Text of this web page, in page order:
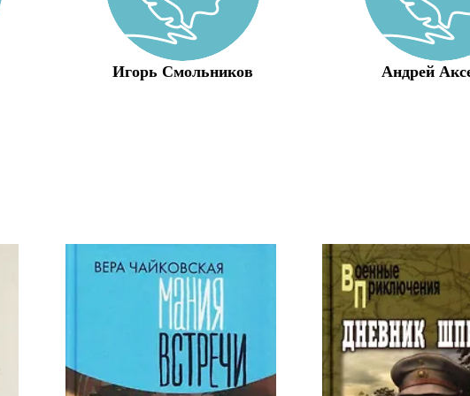
Игорь Смольников Андрей